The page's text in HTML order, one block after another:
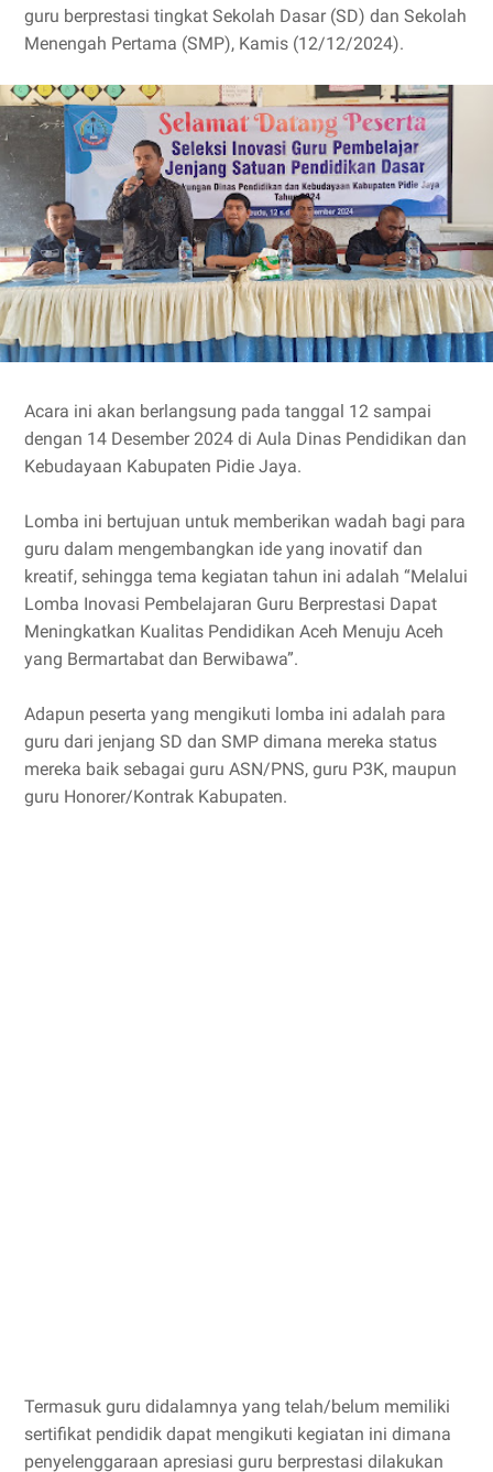
guru berprestasi tingkat Sekolah Dasar (SD) dan Sekolah
Menengah Pertama (SMP), Kamis (12/12/2024).
Acara ini akan berlangsung pada tanggal 12 sampai
dengan 14 Desember 2024 di Aula Dinas Pendidikan dan
Kebudayaan Kabupaten Pidie Jaya.
Lomba ini bertujuan untuk memberikan wadah bagi para
guru dalam mengembangkan ide yang inovatif dan
kreatif, sehingga tema kegiatan tahun ini adalah “Melalui
Lomba Inovasi Pembelajaran Guru Berprestasi Dapat
Meningkatkan Kualitas Pendidikan Aceh Menuju Aceh
yang Bermartabat dan Berwibawa”.
Adapun peserta yang mengikuti lomba ini adalah para
guru dari jenjang SD dan SMP dimana mereka status
mereka baik sebagai guru ASN/PNS, guru P3K, maupun
guru Honorer/Kontrak Kabupaten.
Termasuk guru didalamnya yang telah/belum memiliki
sertifikat pendidik dapat mengikuti kegiatan ini dimana
penyelenggaraan apresiasi guru berprestasi dilakukan